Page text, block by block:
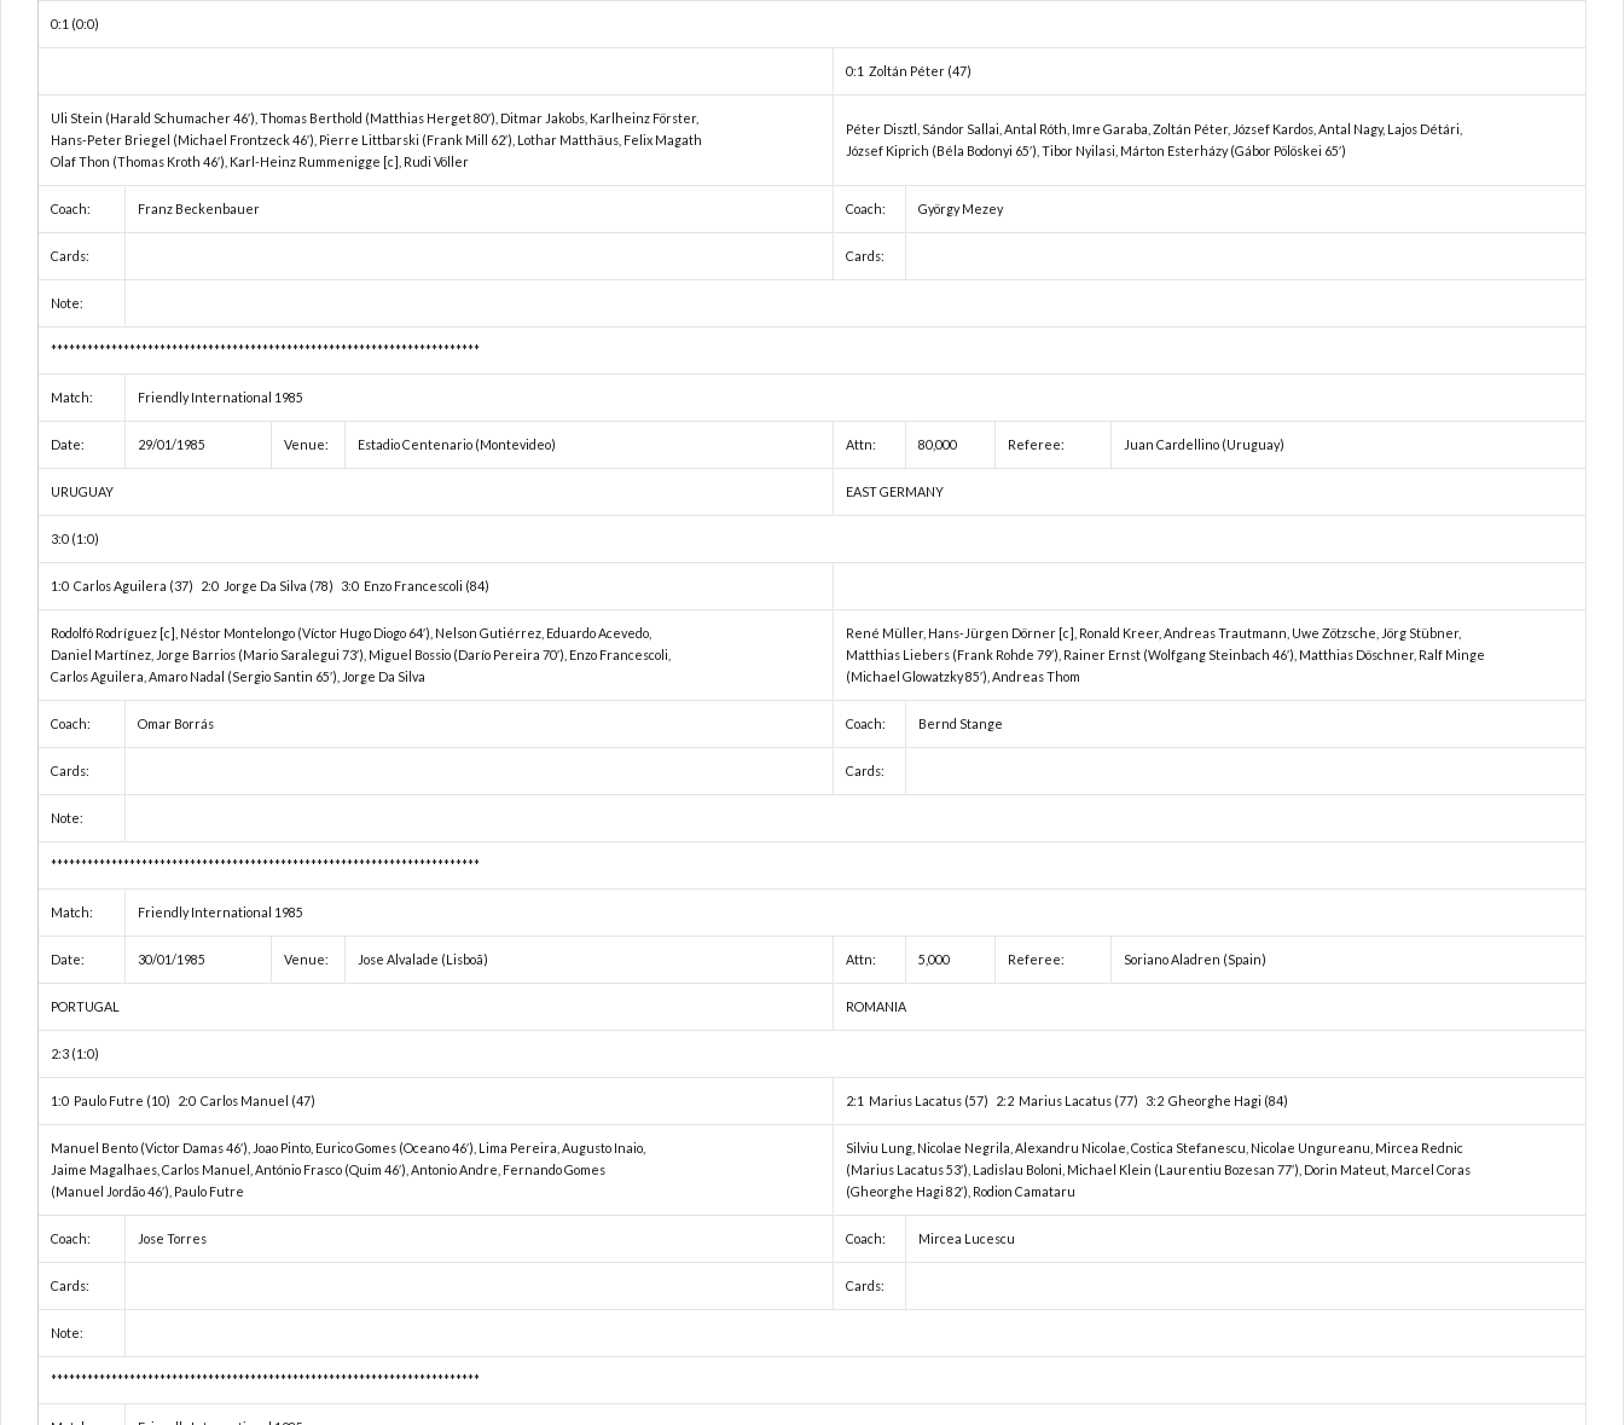
0:1 (0:0)
0:1 Zoltán Péter (47)
Uli Stein (Harald Schumacher 46′), Thomas Berthold (Matthias Herget 80′), Ditmar Jakobs, Karlheinz Förster,
Hans-Peter Briegel (Michael Frontzeck 46′), Pierre Littbarski (Frank Mill 62′), Lothar Matthäus, Felix Magath
Olaf Thon (Thomas Kroth 46′), Karl-Heinz Rummenigge [c], Rudi Völler
Péter Disztl, Sándor Sallai, Antal Róth, Imre Garaba, Zoltán Péter, József Kardos, Antal Nagy, Lajos Détári,
József Kiprich (Béla Bodonyi 65′), Tibor Nyilasi, Márton Esterházy (Gábor Pölöskei 65′)
Coach: Franz Beckenbauer Coach: György Mezey
Cards: Cards:
Note:
***********************************************************************
Match: Friendly International 1985
Date: 29/01/1985 Venue: Estadio Centenario (Montevideo) Attn: 80,000 Referee: Juan Cardellino (Uruguay)
URUGUAY EAST GERMANY
3:0 (1:0)
1:0 Carlos Aguilera (37) 2:0 Jorge Da Silva (78) 3:0 Enzo Francescoli (84)
Rodolfó Rodríguez [c], Néstor Montelongo (Víctor Hugo Diogo 64′), Nelson Gutiérrez, Eduardo Acevedo,
Daniel Martínez, Jorge Barrios (Mario Saralegui 73′), Miguel Bossio (Darío Pereira 70′), Enzo Francescoli,
Carlos Aguilera, Amaro Nadal (Sergio Santin 65′), Jorge Da Silva
René Müller, Hans-Jürgen Dörner [c], Ronald Kreer, Andreas Trautmann, Uwe Zötzsche, Jörg Stübner,
Matthias Liebers (Frank Rohde 79′), Rainer Ernst (Wolfgang Steinbach 46′), Matthias Döschner, Ralf Minge
(Michael Glowatzky 85′), Andreas Thom
Coach: Omar Borrás Coach: Bernd Stange
Cards: Cards:
Note:
***********************************************************************
Match: Friendly International 1985
Date: 30/01/1985 Venue: Jose Alvalade (Lisboã) Attn: 5,000 Referee: Soriano Aladren (Spain)
PORTUGAL ROMANIA
2:3 (1:0)
1:0 Paulo Futre (10) 2:0 Carlos Manuel (47) 2:1 Marius Lacatus (57) 2:2 Marius Lacatus (77) 3:2 Gheorghe Hagi (84)
Manuel Bento (Victor Damas 46′), Joao Pinto, Eurico Gomes (Oceano 46′), Lima Pereira, Augusto Inaio,
Jaime Magalhaes, Carlos Manuel, António Frasco (Quim 46′), Antonio Andre, Fernando Gomes
(Manuel Jordão 46′), Paulo Futre
Silviu Lung, Nicolae Negrila, Alexandru Nicolae, Costica Stefanescu, Nicolae Ungureanu, Mircea Rednic
(Marius Lacatus 53′), Ladislau Boloni, Michael Klein (Laurentiu Bozesan 77′), Dorin Mateut, Marcel Coras
(Gheorghe Hagi 82′), Rodion Camataru
Coach: Jose Torres Coach: Mircea Lucescu
Cards: Cards:
Note:
***********************************************************************